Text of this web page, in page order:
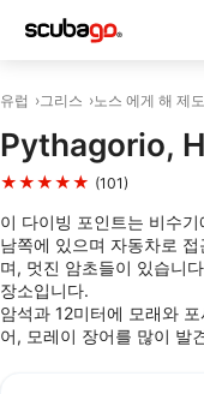
유럽 그리스 노스 에게 해 제도
Pythagorio,
★★★★★ (101)
이 다이빙 포인트는 비수
남쪽에 있으며 자동차로
며, 멋진 암초들이 있습니
장소입니다.
암석과 12미터에 모래와
어, 모레이 장어를 많이 발